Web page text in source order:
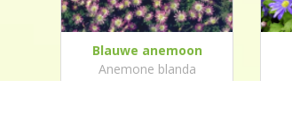
Blauwe anemoon
Anemone blanda